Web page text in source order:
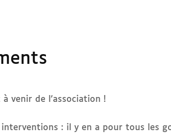
venir de l’association !
interventions : il y en a pour tous les